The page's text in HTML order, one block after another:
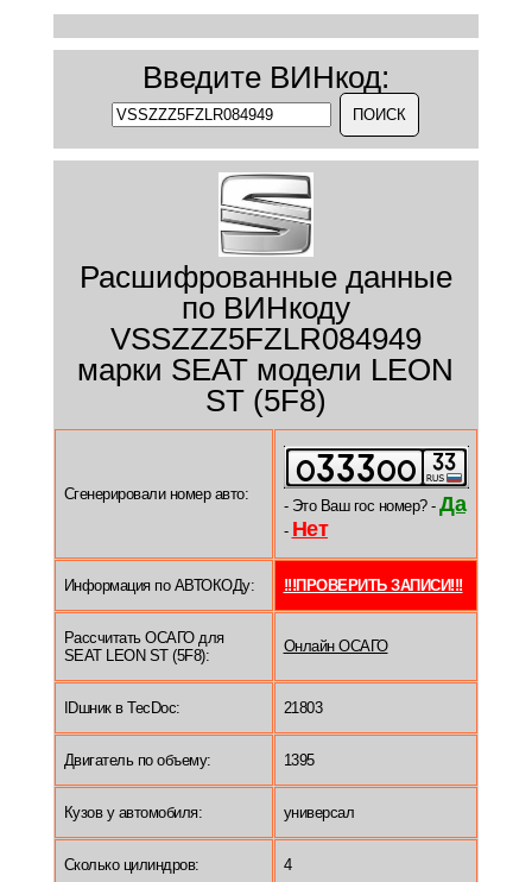
Введите ВИНкод:
Расшифрованные данные
по ВИНкоду
VSSZZZ5FZLR084949
марки SEAT модели LEON
ST (5F8)
Сгенерировали номер авто:
- Это Ваш гос номер? - Да
- Нет
Информация по АВТОКОДу: !!!ПРОВЕРИТЬ ЗАПИСИ!!!
Рассчитать ОСАГО для
SEAT LEON ST (5F8):
Онлайн ОСАГО
IDшник в TecDoc: 21803
Двигатель по объему: 1395
Кузов у автомобиля: универсал
Сколько цилиндров: 4